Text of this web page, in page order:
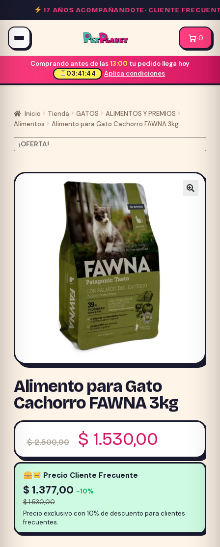
al
contenido
17 AÑOS ACOMPAÑANDOTE·CLIENTE
·0
Comprando antes de las13:00 tu pedido llega hoy
03:41:44
Aplica condiciones
Inicio Tienda GATOS
ALIMENTOS Y PREMIOS
Alimentos
Alimento para Gato Cachorro FAWNA 3kg
¡OFERTA!
Alimento para Gato
Cachorro FAWNA 3kg
$2.500,00
El
precio
original
era:
$ 2.500,00.
$ 1.530,00
precio
actual
$
Precio Cliente Frecuente
$ 1.377,00 −10%
$1.530,00
Precio exclusivo con 10% de descuento para clientes
frecuentes.